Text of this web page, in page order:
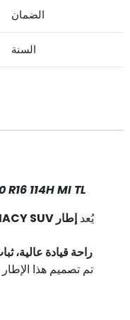
الضمان
السنة
114H MI TL
يُعد إطار MICHELIN PRIMACY SUV+
راحة قيادة عالية،
تم تصميم هذا